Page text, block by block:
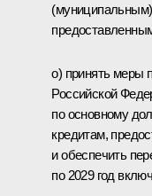
о) принять меры
Российской
по основному
кредитам,
и обеспечить
по 2029 год